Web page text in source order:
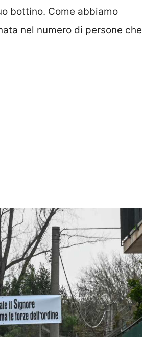
bottino. Come abbiamo
nel numero di persone che